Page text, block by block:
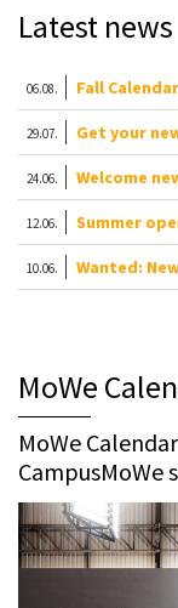
Latest news
06.08. Fall
29.07. Get your
24.06. Welcome
12.06. Summer
10.06. Wanted:
MoWe
MoWe
CampusMoWe